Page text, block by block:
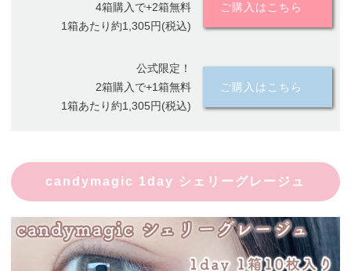
4箱購入で+2箱無料
1箱あたり約1,305円(税込)
ご購入はこちら
公式限定！
2箱購入で+1箱無料
1箱あたり約1,305円(税込)
ご購入はこちら
candymagic 1day シェリーグレージュ